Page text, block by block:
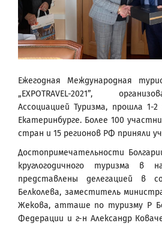
Ежегодная Международная
„EXPOTRAVEL-2021”,
Ассоциацией Туризма, прошла 1-
Екатеринбурге. Более 100
стран и 15 регионов РФ приняли
Достопримечательности
круглогодичного туризма в
представлены делегацией в
Белколева, заместитель
Жекова, атташе по туризму Р
Федерации и г-н Александр